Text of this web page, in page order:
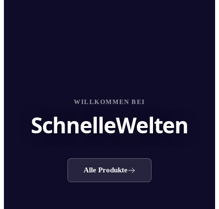
WILLKOMMEN BEI
SchnelleWelten
Alle Produkte